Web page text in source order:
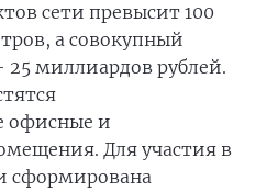
сети превысит 100
а совокупный
миллиардов рублей.
офисные и
Для участия в
сформирована